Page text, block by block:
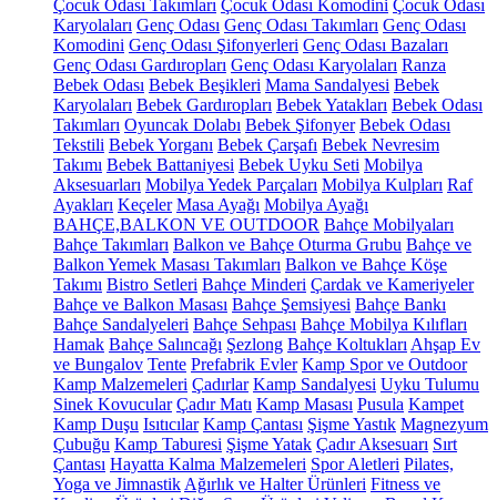
Çocuk Odası Takımları Çocuk Odası Komodini Çocuk Odası
Karyolaları Genç Odası Genç Odası Takımları Genç Odası
Komodini Genç Odası Şifonyerleri Genç Odası Bazaları
Genç Odası Gardıropları Genç Odası Karyolaları Ranza
Bebek Odası Bebek Beşikleri Mama Sandalyesi Bebek
Karyolaları Bebek Gardıropları Bebek Yatakları Bebek Odası
Takımları Oyuncak Dolabı Bebek Şifonyer Bebek Odası
Tekstili Bebek Yorganı Bebek Çarşafı Bebek Nevresim
Takımı Bebek Battaniyesi Bebek Uyku Seti Mobilya
Aksesuarları Mobilya Yedek Parçaları Mobilya Kulpları Raf
Ayakları Keçeler Masa Ayağı Mobilya Ayağı
BAHÇE,BALKON VE OUTDOOR Bahçe Mobilyaları
Bahçe Takımları Balkon ve Bahçe Oturma Grubu Bahçe ve
Balkon Yemek Masası Takımları Balkon ve Bahçe Köşe
Takımı Bistro Setleri Bahçe Minderi Çardak ve Kameriyeler
Bahçe ve Balkon Masası Bahçe Şemsiyesi Bahçe Bankı
Bahçe Sandalyeleri Bahçe Sehpası Bahçe Mobilya Kılıfları
Hamak Bahçe Salıncağı Şezlong Bahçe Koltukları Ahşap Ev
ve Bungalov Tente Prefabrik Evler Kamp Spor ve Outdoor
Kamp Malzemeleri Çadırlar Kamp Sandalyesi Uyku Tulumu
Sinek Kovucular Çadır Matı Kamp Masası Pusula Kampet
Kamp Duşu Isıtıcılar Kamp Çantası Şişme Yastık Magnezyum
Çubuğu Kamp Taburesi Şişme Yatak Çadır Aksesuarı Sırt
Çantası Hayatta Kalma Malzemeleri Spor Aletleri Pilates,
Yoga ve Jimnastik Ağırlık ve Halter Ürünleri Fitness ve